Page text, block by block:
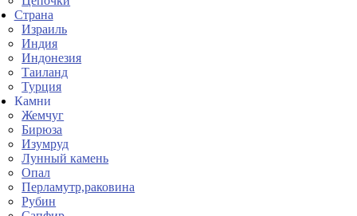
Страна
Израиль
Индия
Индонезия
Таиланд
Турция
Камни
Жемчуг
Бирюза
Изумруд
Лунный камень
Опал
Перламутр,раковина
Рубин